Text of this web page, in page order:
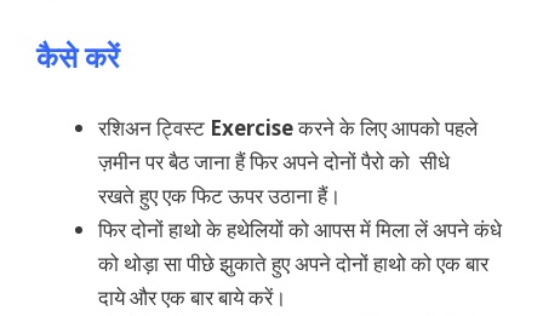
कैसे करें
रशिअन ट्विस्ट Exerciseकरने के लिए आपको पहले
ज़मीन पर बैठ जाना हैं फिर अपने दोनों पैरो को सीधे
रखते हुए एक फिट ऊपर उठाना हैं।
फिर दोनों हाथो के हथेलियों को आपस में मिला लें अपने कंधे
को थोड़ा सा पीछे झुकाते हुए अपने दोनों हाथो को एक बार
दाये और एक बार बाये करें।